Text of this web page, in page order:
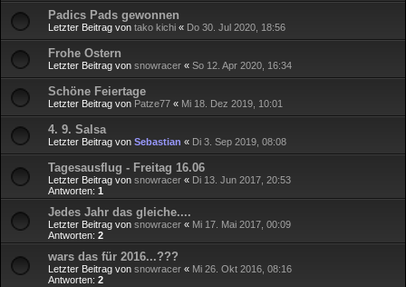
Padics Pads gewonnen
Letzter Beitrag von tako kichi « Do 30. Jul 2020, 18:56
Frohe Ostern
Letzter Beitrag von snowracer « So 12. Apr 2020, 16:34
Schöne Feiertage
Letzter Beitrag von Patze77 « Mi 18. Dez 2019, 10:01
4. 9. Salsa
Letzter Beitrag von Sebastian « Di 3. Sep 2019, 08:08
Tagesausflug - Freitag 16.06
Letzter Beitrag von snowracer « Di 13. Jun 2017, 20:53
Antworten: 1
Jedes Jahr das gleiche....
Letzter Beitrag von snowracer « Mi 17. Mai 2017, 00:09
Antworten: 2
wars das für 2016...???
Letzter Beitrag von snowracer « Mi 26. Okt 2016, 08:16
Antworten: 2